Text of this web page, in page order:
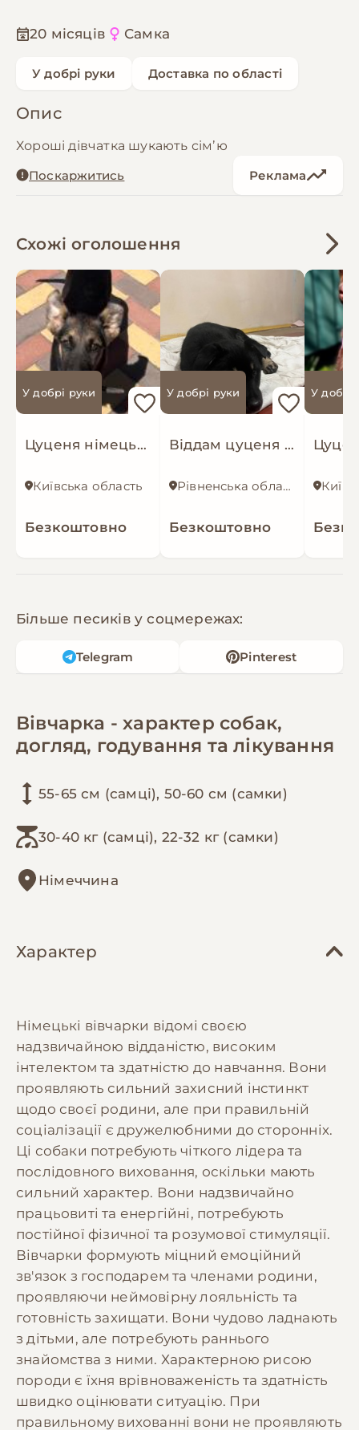
20 місяців Самка
У добрі руки Доставка по області
Опис
Хороші дівчатка шукають сімʼю
Поскаржитись
Реклама
Схожі оголошення
У добрі руки
Цуценя німецької вівчарки
Київська область
Безкоштовно
У добрі руки
Віддам цуценя у добрі руки!
Рівненська область
Безкоштовно
У добрі
Київ
Більше песиків у соцмережах:
Telegram Pinterest
Вівчарка - характер собак,
догляд, годування та лікування
55-65 см (самці), 50-60 см (самки)
30-40 кг (самці), 22-32 кг (самки)
Німеччина
Характер
Німецькі вівчарки відомі своєю
надзвичайною відданістю, високим
інтелектом та здатністю до навчання. Вони
проявляють сильний захисний інстинкт
щодо своєї родини, але при правильній
соціалізації є дружелюбними до сторонніх.
Ці собаки потребують чіткого лідера та
послідовного виховання, оскільки мають
сильний характер. Вони надзвичайно
працьовиті та енергійні, потребують
постійної фізичної та розумової стимуляції.
Вівчарки формують міцний емоційний
зв'язок з господарем та членами родини,
проявляючи неймовірну лояльність та
готовність захищати. Вони чудово ладнають
з дітьми, але потребують раннього
знайомства з ними. Характерною рисою
породи є їхня врівноваженість та здатність
швидко оцінювати ситуацію. При
правильному вихованні вони не проявляють